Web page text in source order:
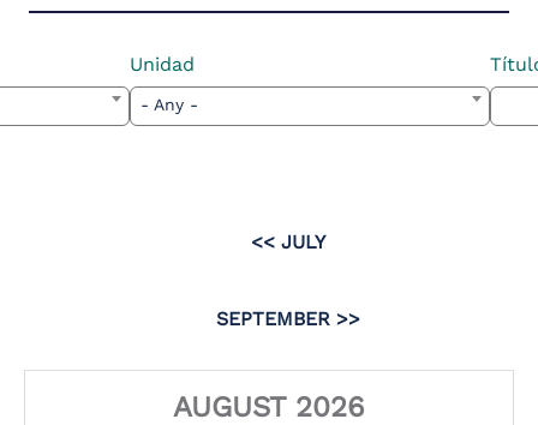
Unidad
- Any -
JULY
SEPTEMBER
AUGUST 2026